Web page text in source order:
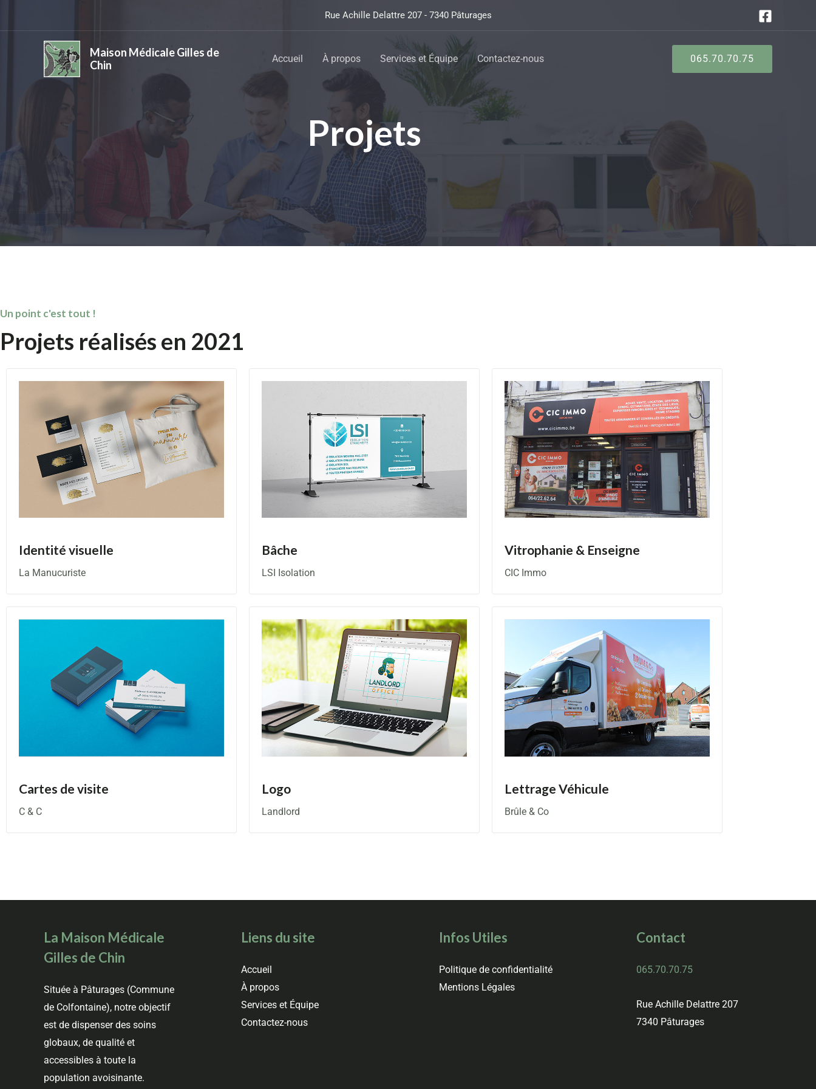
Rue Achille Delattre 207 - 7340 Pâturages
Maison Médicale Gilles de
Chin
Accueil À propos Services et Équipe Contactez-nous 065.70.70.75
Projets
Un point c'est tout !
Projets réalisés en 2021
Identité visuelle
La Manucuriste
Bâche
LSI Isolation
Vitrophanie & Enseigne
CIC Immo
Cartes de visite
C & C
Logo
Landlord
Lettrage Véhicule
Brûle & Co
La Maison Médicale
Gilles de Chin
Située à Pâturages (Commune
de Colfontaine), notre objectif
est de dispenser des soins
globaux, de qualité et
accessibles à toute la
population avoisinante.
Liens du site
Accueil
À propos
Services et Équipe
Contactez-nous
Infos Utiles
Politique de confidentialité
Mentions Légales
Contact
065.70.70.75
Rue Achille Delattre 207
7340 Pâturages